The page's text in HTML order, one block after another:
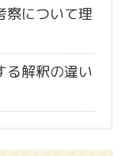
察について理
る解釈の違い